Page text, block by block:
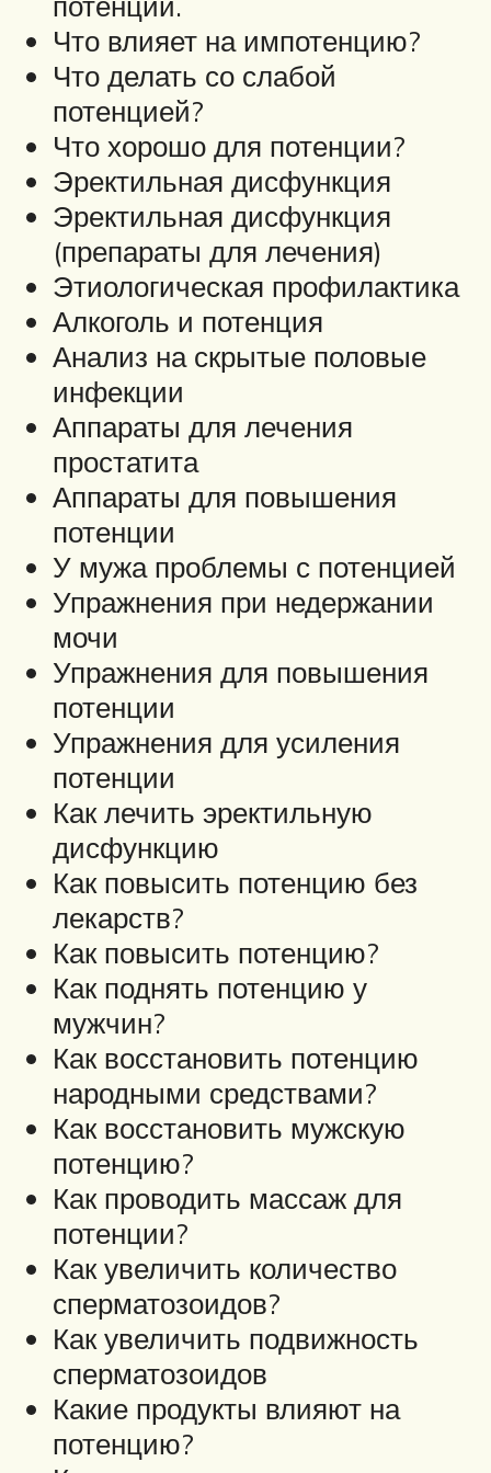
Что влияет на импотенцию?
Что делать со слабой
потенцией?
Что хорошо для потенции?
Эректильная дисфункция
Эректильная дисфункция
(препараты для лечения)
Этиологическая профилактика
Алкоголь и потенция
Анализ на скрытые половые
инфекции
Аппараты для лечения
простатита
Аппараты для повышения
потенции
У мужа проблемы с потенцией
Упражнения при недержании
мочи
Упражнения для повышения
потенции
Упражнения для усиления
потенции
Как лечить эректильную
дисфункцию
Как повысить потенцию без
лекарств?
Как повысить потенцию?
Как поднять потенцию у
мужчин?
Как восстановить потенцию
народными средствами?
Как восстановить мужскую
потенцию?
Как проводить массаж для
потенции?
Как увеличить количество
сперматозоидов?
Как увеличить подвижность
сперматозоидов
Какие продукты влияют на
потенцию?